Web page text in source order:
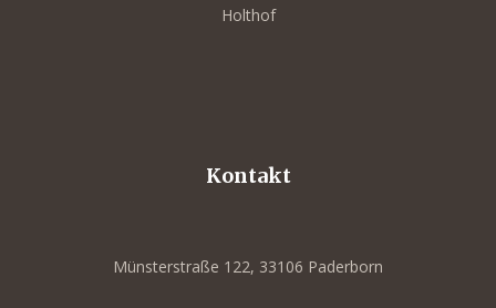
Holthof
Kontakt
Münsterstraße 122, 33106 Paderborn